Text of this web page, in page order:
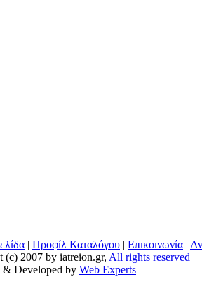
| Προφίλ Καταλόγου | Επικοινωνία |
(c) 2007 by iatreion.gr, All rights reserved
& Developed by Web Experts